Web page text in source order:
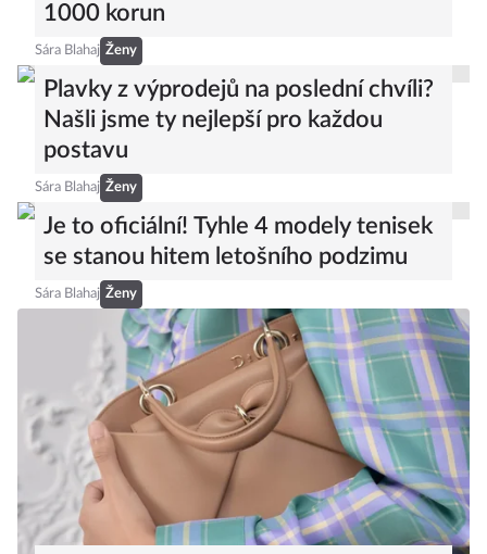
1000 korun
Sára Blahaj Ženy
Plavky z výprodejů na poslední chvíli?
Našli jsme ty nejlepší pro každou
postavu
Sára Blahaj Ženy
Je to oficiální! Tyhle 4 modely tenisek
se stanou hitem letošního podzimu
Sára Blahaj Ženy